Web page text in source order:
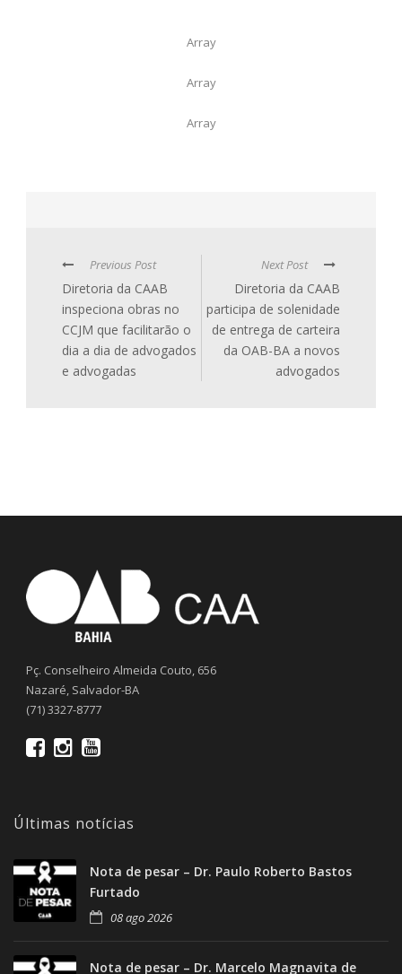
Array
Array
Array
Previous Post
Diretoria da CAAB
inspeciona obras no
CCJM que facilitarão o
dia a dia de advogados
e advogadas
Next Post
Diretoria da CAAB
participa de solenidade
de entrega de carteira
da OAB-BA a novos
advogados
Pç. Conselheiro Almeida Couto, 656
Nazaré, Salvador-BA
(71) 3327-8777
Últimas notícias
Nota de pesar – Dr. Paulo Roberto Bastos
Furtado
08 ago 2026
Nota de pesar – Dr. Marcelo Magnavita de